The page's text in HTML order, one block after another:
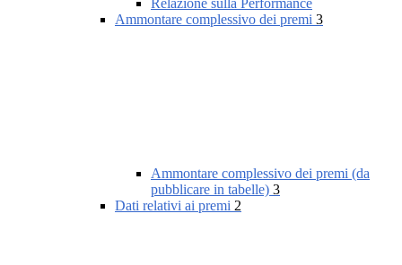
Relazione sulla Performance
Ammontare complessivo dei premi 3
Ammontare complessivo dei premi (da
pubblicare in tabelle) 3
Dati relativi ai premi 2